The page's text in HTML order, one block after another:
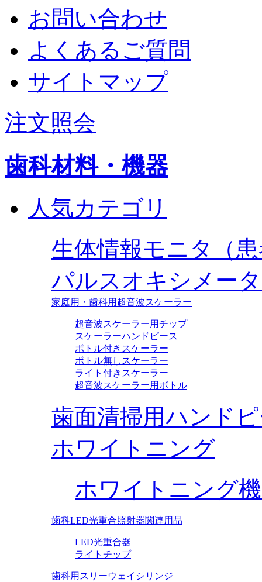
お問い合わせ
よくあるご質問
サイトマップ
注文照会
歯科材料・機器
人気カテゴリ
生体情報モニタ（
パルスオキシメー
家庭用・歯科用超音波スケーラー
超音波スケーラー用チップ
スケーラーハンドピース
ボトル付きスケーラー
ボトル無しスケーラー
ライト付きスケーラー
超音波スケーラー用ボトル
歯面清掃用ハンド
ホワイトニング
ホワイトニング
歯科LED光重合照射器関連用品
LED光重合器
ライトチップ
歯科用スリーウェイシリンジ